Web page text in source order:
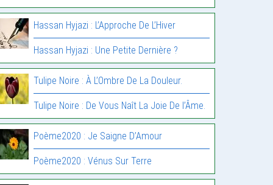
Hassan Hyjazi : L’Approche De L’Hiver
Hassan Hyjazi : Une Petite Dernière ?
Tulipe Noire : À L’Ombre De La Douleur.
Tulipe Noire : De Vous Naît La Joie De l’Âme.
Poème2020 : Je Saigne D’Amour
Poème2020 : Vénus Sur Terre